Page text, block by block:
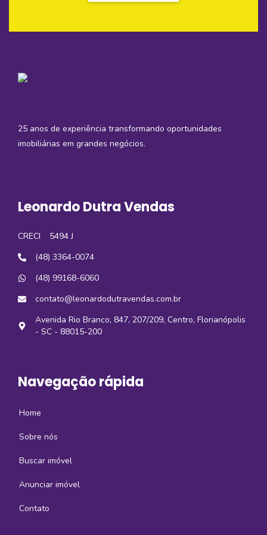
25 anos de experiência transformando oportunidades
imobiliárias em grandes negócios.
Leonardo Dutra Vendas
CRECI
5494 J
(48) 3364-0074
(48) 99168-6060
contato@leonardodutravendas.com.br
Avenida Rio Branco, 847, 207/209, Centro, Florianópolis
- SC - 88015-200
Navegação rápida
Home
Sobre nós
Buscar imóvel
Anunciar imóvel
Contato